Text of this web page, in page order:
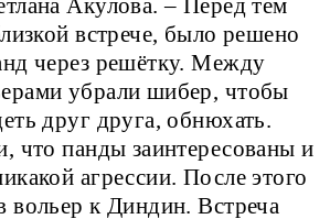
Акулова. – Перед тем
встрече, было решено
через решётку. Между
убрали шибер, чтобы
друг друга, обнюхать.
что панды заинтересованы и
агрессии. После этого
вольер к Диндин. Встреча